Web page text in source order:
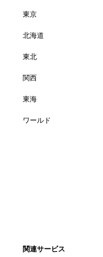
東京
北海道
東北
関西
東海
ワールド
関連サービス